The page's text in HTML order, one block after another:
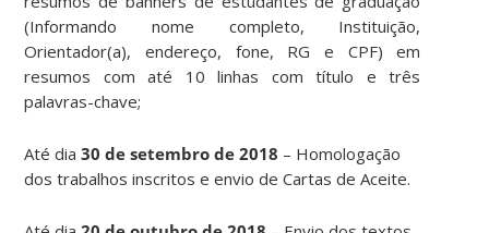
(Informando nome completo, Instituição,
Orientador(a), endereço, fone, RG e CPF) em
resumos com até 10 linhas com título e três
palavras-chave;
Até dia30 de setembro de 2018 – Homologação
dos trabalhos inscritos e envio de Cartas de Aceite.